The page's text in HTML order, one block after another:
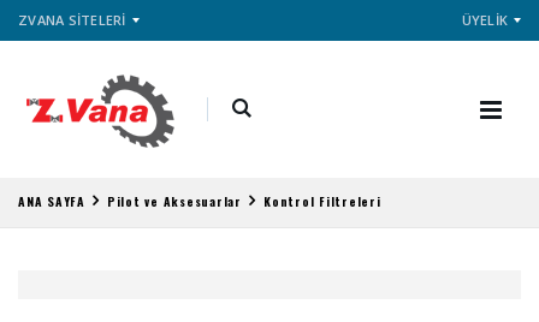
ZVANA SİTELERİ ÜYELİK
ANA SAYFA Pilot ve Aksesuarlar Kontrol Filtreleri